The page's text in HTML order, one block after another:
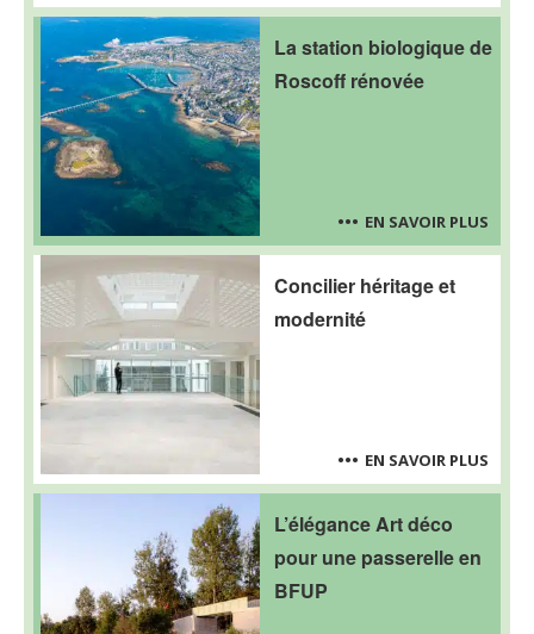
La station biologique de
Roscoff rénovée
EN SAVOIR PLUS
Concilier héritage et
modernité
EN SAVOIR PLUS
L’élégance Art déco
pour une passerelle en
BFUP